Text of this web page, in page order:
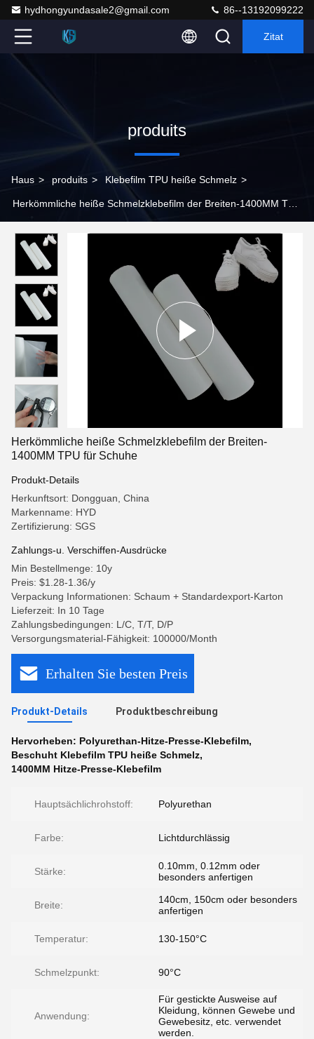
hydhongyundasale2@gmail.com 86--13192099222
Zitat
produits
Haus > produits > Klebefilm TPU heiße Schmelz >
Herkömmliche heiße Schmelzklebefilm der Breiten-1400MM TPU
Herkömmliche heiße Schmelzklebefilm der Breiten-
1400MM TPU für Schuhe
Produkt-Details
Herkunftsort: Dongguan, China
Markenname: HYD
Zertifizierung: SGS
Zahlungs-u. Verschiffen-Ausdrücke
Min Bestellmenge: 10y
Preis: $1.28-1.36/y
Verpackung Informationen: Schaum + Standardexport-Karton
Lieferzeit: In 10 Tage
Zahlungsbedingungen: L/C, T/T, D/P
Versorgungsmaterial-Fähigkeit: 100000/Month
Erhalten Sie besten Preis
Produkt-Details Produktbeschreibung
Hervorheben: Polyurethan-Hitze-Presse-Klebefilm,
Beschuht Klebefilm TPU heiße Schmelz,
1400MM Hitze-Presse-Klebefilm
Hauptsächlichrohstoff: Polyurethan
Farbe: Lichtdurchlässig
Stärke:
0.10mm, 0.12mm oder
besonders anfertigen
Breite:
140cm, 150cm oder besonders
anfertigen
Temperatur: 130-150°C
Schmelzpunkt: 90°C
Anwendung:
Für gestickte Ausweise auf
Kleidung, können Gewebe und
Gewebesitz, etc. verwendet
werden.